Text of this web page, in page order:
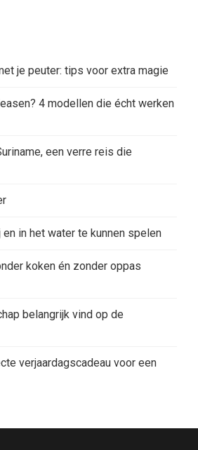
je peuter: tips voor extra magie
4 modellen die écht werken
een verre reis die
in het water te kunnen spelen
koken én zonder oppas
belangrijk vind op de
verjaardagscadeau voor een